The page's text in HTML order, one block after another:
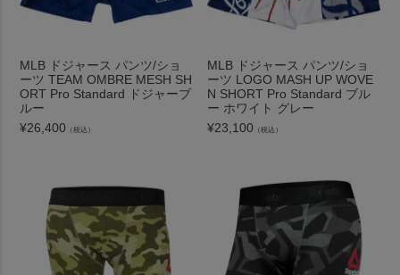
MLB ドジャース パンツ/ショ
ーツ TEAM OMBRE MESH SH
ORT Pro Standard ドジャーブ
ルー
¥26,400 （税込）
MLB ドジャース パンツ/ショ
ーツ LOGO MASH UP WOVE
N SHORT Pro Standard ブル
ー ホワイト グレー
¥23,100 （税込）